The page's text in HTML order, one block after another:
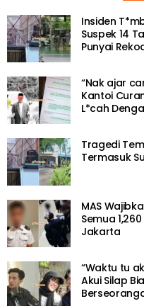
Insiden
Suspek 14
Punyai
“Nak ajar
Kantoi
L*cah
Tragedi
Termasuk
MAS
Semua
Jakarta
“Waktu tu
Akui Silap